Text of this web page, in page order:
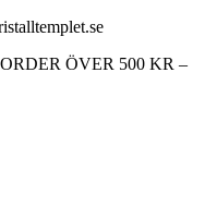
ÖVER 500 KR –